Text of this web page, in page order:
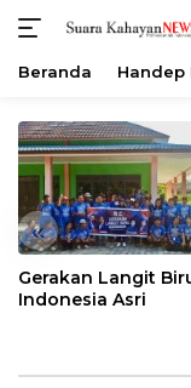
konten
Beranda Handep
«
Gerakan Langit
Indonesia Asri